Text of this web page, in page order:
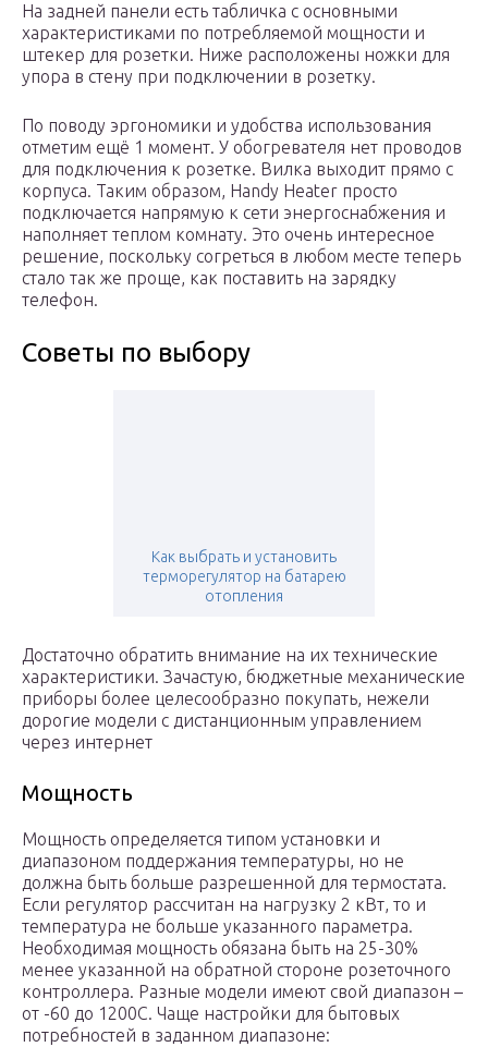
На задней панели есть табличка с основными
характеристиками по потребляемой мощности и
штекер для розетки. Ниже расположены ножки для
упора в стену при подключении в розетку.
По поводу эргономики и удобства использования
отметим ещё 1 момент. У обогревателя нет проводов
для подключения к розетке. Вилка выходит прямо с
корпуса. Таким образом, Handy Heater просто
подключается напрямую к сети энергоснабжения и
наполняет теплом комнату. Это очень интересное
решение, поскольку согреться в любом месте теперь
стало так же проще, как поставить на зарядку
телефон.
Советы по выбору
Как выбрать и установить
терморегулятор на батарею
отопления
Достаточно обратить внимание на их технические
характеристики. Зачастую, бюджетные механические
приборы более целесообразно покупать, нежели
дорогие модели с дистанционным управлением
через интернет
Мощность
Мощность определяется типом установки и
диапазоном поддержания температуры, но не
должна быть больше разрешенной для термостата.
Если регулятор рассчитан на нагрузку 2 кВт, то и
температура не больше указанного параметра.
Необходимая мощность обязана быть на 25-30%
менее указанной на обратной стороне розеточного
контроллера. Разные модели имеют свой диапазон –
от -60 до 1200С. Чаще настройки для бытовых
потребностей в заданном диапазоне: